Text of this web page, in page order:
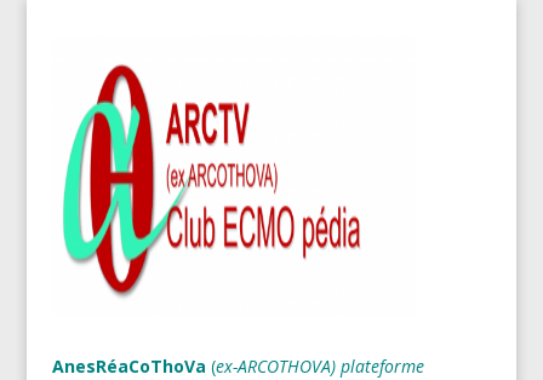
AnesRéaCoThoVa (ex-ARCOTHOVA) plateforme